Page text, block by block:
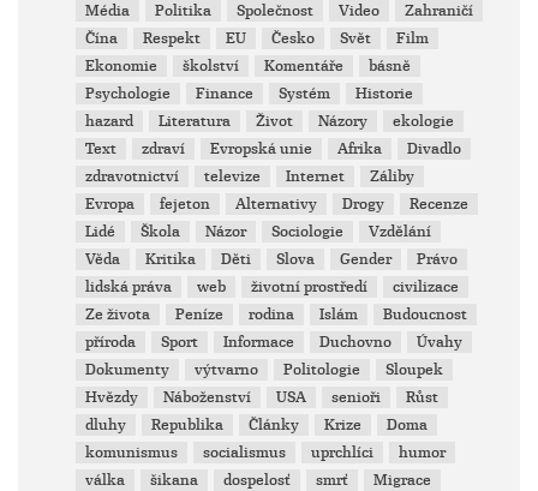
Média
Politika Společnost Video
Zahraničí
Čína
Respekt EU Česko Svět
Film
Ekonomie
školství Komentáře
básně
Psychologie
Finance Systém
Historie
hazard
Literatura Život Názory
ekologie
Text
zdraví Evropská unie Afrika
Divadlo
zdravotnictví
televize Internet
Záliby
Evropa
fejeton Alternativy Drogy
Recenze
Lidé
Škola Názor Sociologie
Vzdělání
Věda
Kritika Děti Slova Gender
Právo
lidská práva
web životní prostředí
civilizace
Ze života
Peníze rodina Islám
Budoucnost
příroda
Sport Informace Duchovno
Úvahy
Dokumenty
výtvarno Politologie
Sloupek
Hvězdy
Náboženství USA senioři
Růst
dluhy
Republika Články Krize
Doma
komunismus
socialismus uprchlíci
humor
válka
šikana dospelosť smrť
Migrace